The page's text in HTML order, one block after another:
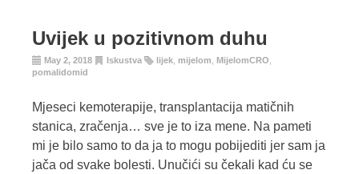
Uvijek u pozitivnom duhu
May 2, 2018 Iskustva lijek mijelom MijelomCRO
pomalidomid
Mjeseci kemoterapije, transplantacija matičnih
stanica, zračenja… sve je to iza mene. Na pameti
mi je bilo samo to da ja to mogu pobijediti jer sam ja
jača od svake bolesti. Unučići su čekali kad ću se